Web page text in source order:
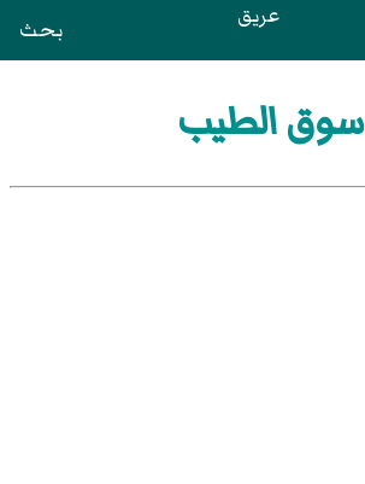
عريق بحث
سوق الطيب